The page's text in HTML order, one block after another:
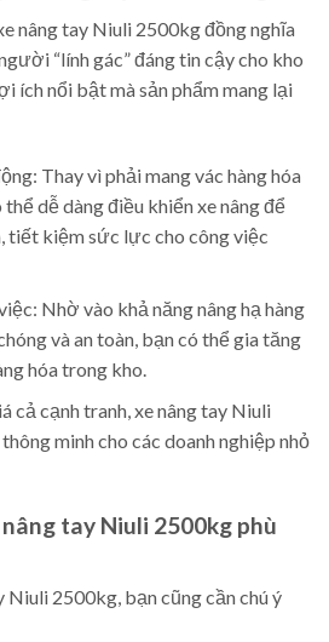
nâng tay Niuli 2500kg đồng nghĩa
“lính gác” đáng tin cậy cho kho
ích nổi bật mà sản phẩm mang lại
Thay vì phải mang vác hàng hóa
dễ dàng điều khiển xe nâng để
tiết kiệm sức lực cho công việc
Nhờ vào khả năng nâng hạ hàng
và an toàn, bạn có thể gia tăng
hóa trong kho.
cả cạnh tranh, xe nâng tay Niuli
minh cho các doanh nghiệp nhỏ
tay Niuli 2500kg phù
Niuli 2500kg, bạn cũng cần chú ý